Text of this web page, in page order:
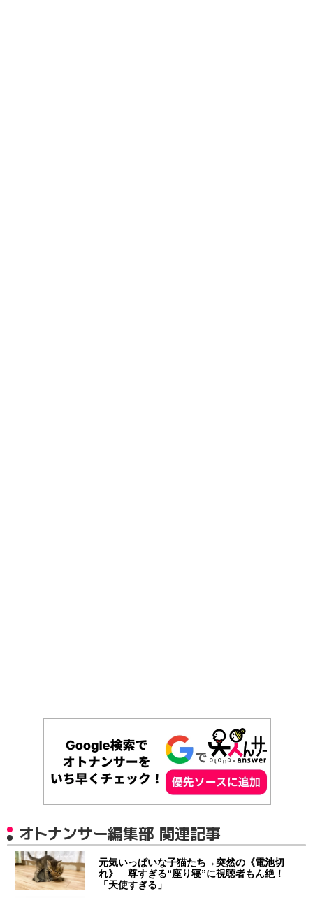
オトナンサー編集部 関連記事
元気いっぱいな子猫たち→突然の《電池切
れ》 尊すぎる“座り寝”に視聴者もん絶！
「天使すぎる」